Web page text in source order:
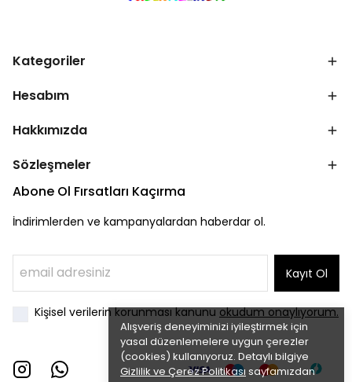
Alışveriş deneyiminizi iyileştirmek için
yasal düzenlemelere uygun çerezler
(cookies) kullanıyoruz. Detaylı bilgiye
Gizlilik ve Çerez Politikası sayfamızdan
Kategoriler
Hesabım
Hakkımızda
Sözleşmeler
Abone Ol Fırsatları Kaçırma
İndirimlerden ve kampanyalardan haberdar ol.
Kayıt Ol
Kişisel verilerin korunması kanunuokudum onaylıyorum.